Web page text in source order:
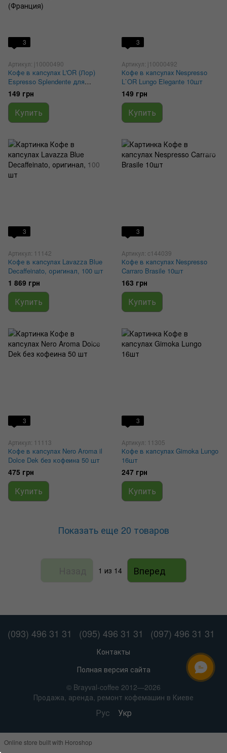
3
Артикул: j10000490
Кофе в капсулах L'OR (Лор)
Espresso Splendente для
систем Nespresso (Неспрессо),
10 шт (Франция)
149 грн
Купить
3
Артикул: j10000492
Кофе в капсулах Nespresso
L`OR Lungo Elegante 10шт
149 грн
Купить
3
Артикул: 11142
Кофе в капсулах Lavazza Blue
Decaffeinato, оригинал, 100 шт
1 869 грн
Купить
3
Артикул: c144039
Кофе в капсулах Nespresso
Carraro Brasile 10шт
163 грн
Купить
3
Артикул: 11113
Кофе в капсулах Nero Aroma il
Dolce Dek без кофеина 50 шт
475 грн
Купить
3
Артикул: 11305
Кофе в капсулах Gimoka Lungo
16шт
247 грн
Купить
Показать еще 20 товаров
1 из 14 Вперед
(093) 496 31 31 (095) 496 31 31 (097) 496 31 31
Контакты
Полная версия сайта
© Brayval-coffee 2012—2026
Продажа, аренда, ремонт кофемашин в Киеве
Рус Укр
Online store built with Horoshop
ОНЛАЙН ЧАТ